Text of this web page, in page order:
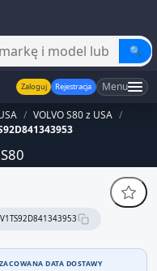
🔍
Zaloguj Rejestracja Menu
/ VOLVO S80 z USA /
DATA DOSTAWY